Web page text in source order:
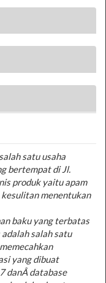
satu usaha
bertempat di Jl.
produk yaitu apam
kesulitan menentukan
baku yang terbatas
adalah salah satu
yang dibuat
danÂ database